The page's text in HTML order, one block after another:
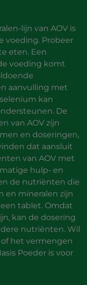
lijn van AOV is
voeding. Probeer
eten. Een
voeding komt
aanvulling met
kan
De
van AOV zijn
en doseringen,
dat aansluit
van AOV met
hulp- en
de nutriënten die
en mineralen zijn
tablet. Omdat
kan de dosering
nutriënten. Wil
het vermengen
Poeder is voor